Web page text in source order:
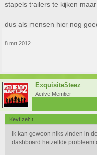
stapels trailers te kijken
dus als mensen hier nog
8 mrt 2012
ExquisiteSteez
Active Member
Kevf zei: ↑
ik kan gewoon niks vinden in
dashboard hetzelfde probleem